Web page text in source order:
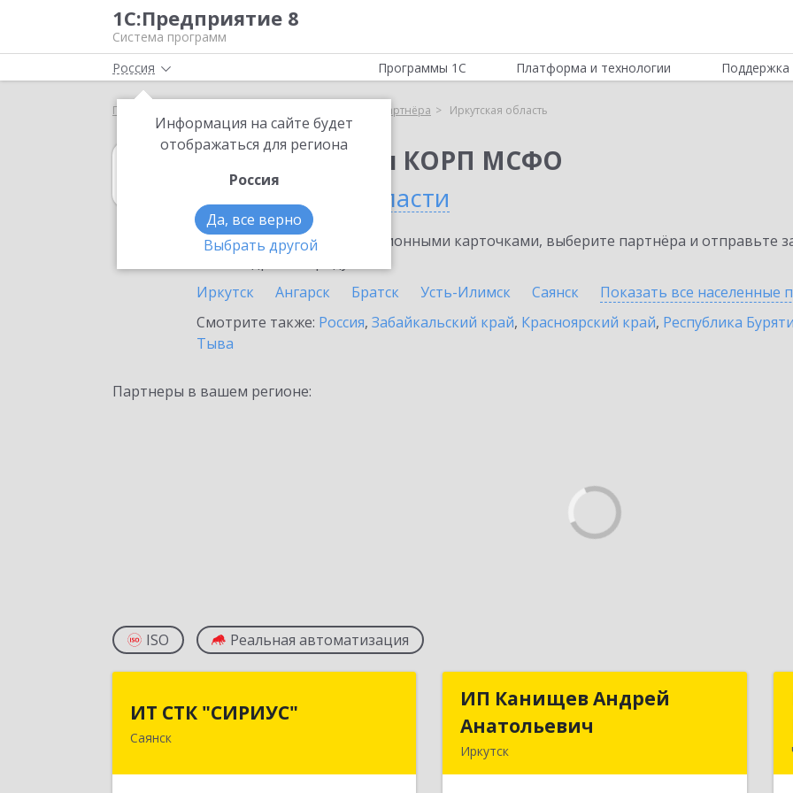
1С:Предприятие 8
Система программ
Россия
Информация на сайте будет
отображаться для региона
Россия
Да, все верно
Выбрать другой
Программы 1С Платформа и технологии Поддержка
Главная Выбор партнёра Иркутская область
1С:Бухгалтерия КОРП МСФО
в Иркутской области
Ознакомьтесь с информационными карточками, выберите партнёра и отправьте
Иркутск
Ангарск Братск Усть-Илимск Саянск Показать все населенные
Смотрите также: Россия, Забайкальский край, Красноярский край, Республика
Тыва
Партнеры в вашем регионе:
ISO Реальная автоматизация
ИТ СТК "СИРИУС"
Саянск
ИП Канищев Андрей
Анатольевич
Иркутск
ИП Канищев Андрей